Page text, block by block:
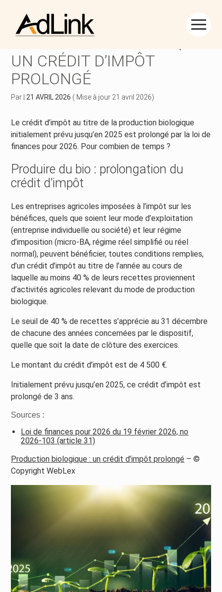
Aller
au
Créer et reprendre une activité
Piloter votre entreprise
Développer votre entreprise
Construire votre patrimoine
Être prêt pour la facturation électronique
Piloter votre gestion
Suivre votre comptabilité
Gérer vos ressources humaines
Dématérialiser vos documents
UN CRÉDIT D’IMPÔT
PROLONGÉ
Par 21 AVRIL 2026 ( Mise à jour 21 avril 2026)
Le crédit d’impôt au titre de la production biologique
initialement prévu jusqu’en 2025 est prolongé par la loi de
finances pour 2026. Pour combien de temps ?
Produire du bio : prolongation du
crédit d’impôt
Les entreprises agricoles imposées à l’impôt sur les
bénéfices, quels que soient leur mode d’exploitation
(entreprise individuelle ou société) et leur régime
d’imposition (micro-BA, régime réel simplifié ou réel
normal), peuvent bénéficier, toutes conditions remplies,
d’un crédit d’impôt au titre de l’année au cours de
laquelle au moins 40 % de leurs recettes proviennent
d’activités agricoles relevant du mode de production
biologique.
Le seuil de 40 % de recettes s’apprécie au 31 décembre
de chacune des années concernées par le dispositif,
quelle que soit la date de clôture des exercices.
Le montant du crédit d’impôt est de 4 500 €.
Initialement prévu jusqu’en 2025, ce crédit d’impôt est
prolongé de 3 ans.
Sources :
Loi de finances pour 2026 du 19 février 2026, no
2026-103 (article 31)
Production biologique : un crédit d’impôt prolongé – ©
Copyright WebLex